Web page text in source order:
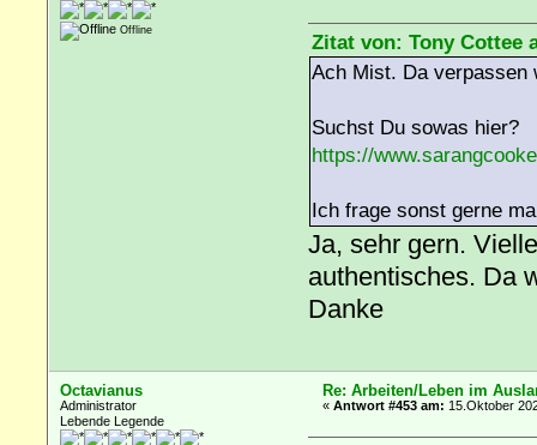
Offline
Zitat von: Tony Cottee
Ach Mist. Da verpassen
Suchst Du sowas hier?
https://
Ich frage sonst gerne
Ja, sehr gern.
authentisches. Da
Danke
Octavianus
Administrator
Lebende Legende
Re: Arbeiten/Leben im
«Antwort #453 am: 15.Oktober